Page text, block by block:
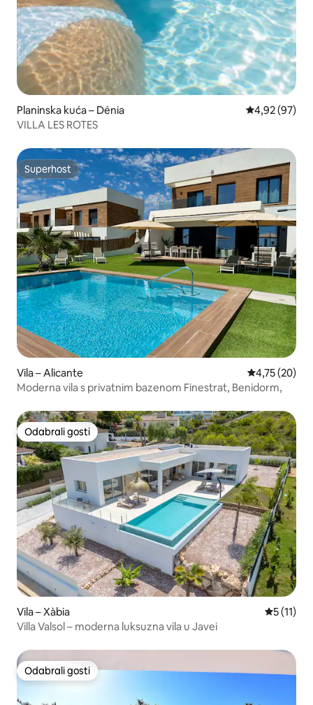
Planinska kuća – Dénia Prosječna
4,92 (97)
VILLA LES ROTES
Superhost
Superhost
Vila – Alicante Prosječna
4,75 (20)
Moderna vila s privatnim bazenom Finestrat, Benidorm,
Odabrali gosti
Odabrali gosti
Vila – Xàbia
5 (11)
Villa Valsol – moderna luksuzna vila u Javei
Odabrali gosti
Odabrali gosti